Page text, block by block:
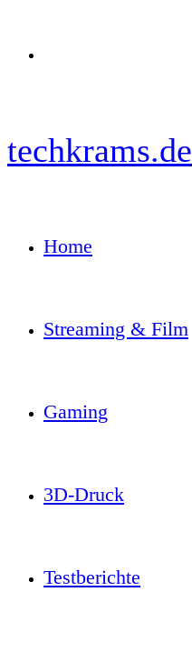
techkrams.de
Home
Streaming & Film
Gaming
3D-Druck
Testberichte